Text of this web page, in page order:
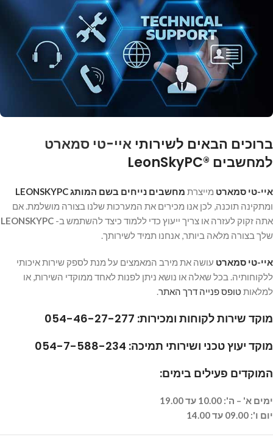
ברוכים הבאים לשירותיאיי-טי סמארט
למחשבים ®LeonSkyPC
איי-טי סמארט מייצרת מחשבים נייחים בשם המותג LEONSKYPC
ומתקינה תוכנה, לכן אנו מכירים את המערכות שלנו בצורה מושלמת. אם
אתה זקוק לעזרה או צריך ייעוץ כדי ללמוד כיצד להשתמש ב- LEONSKYPC
שלך בצורה מלאה ביותר, אנחנו תמיד לשירותך.
איי-טי סמארט עושה את מירב המאמצים על מנת לספק שירות איכותי
ללקוחותיה. בכל שאלה או נושא ניתן לפנות לאחד ממוקדי השירות, או
למלאות טופס פנייה דרך האתר.
מוקד שירות לקוחות ומכירות: 054-46-27-277
מוקד יעוץ טכני ושירותי תמיכה: 054-7-588-234
המוקדים פעילים בימים:
ימים א' – ה': 10.00 עד 19.00
יום ו': 09.00 עד 14.00